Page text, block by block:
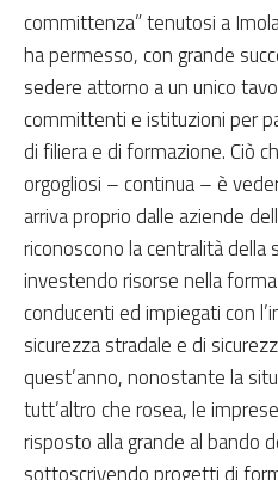
committenza” tenutosi a
ha permesso, con grande
sedere attorno a un unico
committenti e istituzioni per
di filiera e di formazione. Ciò
orgogliosi – continua – è
arriva proprio dalle aziende
riconoscono la centralità della
investendo risorse nella
conducenti ed impiegati con
sicurezza stradale e di
quest’anno, nonostante la
tutt’altro che rosea, le
risposto alla grande al bando